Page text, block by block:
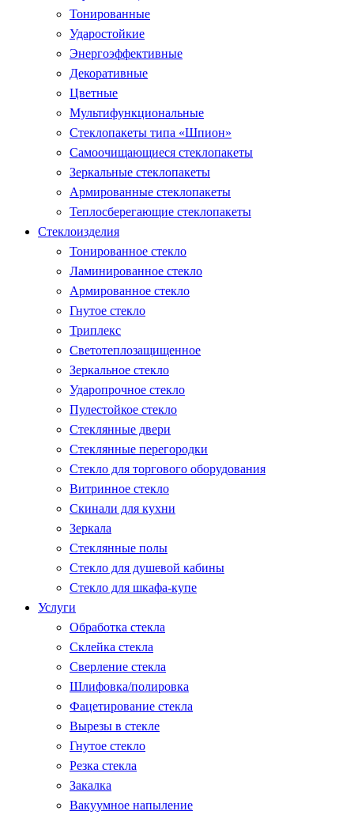
Тонированные
Ударостойкие
Энергоэффективные
Декоративные
Цветные
Мультифункциональные
Стеклопакеты типа «Шпион»
Самоочищающиеся стеклопакеты
Зеркальные стеклопакеты
Армированные стеклопакеты
Теплосберегающие стеклопакеты
Стеклоизделия
Тонированное стекло
Ламинированное стекло
Армированное стекло
Гнутое стекло
Триплекс
Светотеплозащищенное
Зеркальное стекло
Ударопрочное стекло
Пулестойкое стекло
Стеклянные двери
Стеклянные перегородки
Стекло для торгового оборудования
Витринное стекло
Скинали для кухни
Зеркала
Стеклянные полы
Стекло для душевой кабины
Стекло для шкафа-купе
Услуги
Обработка стекла
Склейка стекла
Сверление стекла
Шлифовка/полировка
Фацетирование стекла
Вырезы в стекле
Гнутое стекло
Резка стекла
Закалка
Вакуумное напыление